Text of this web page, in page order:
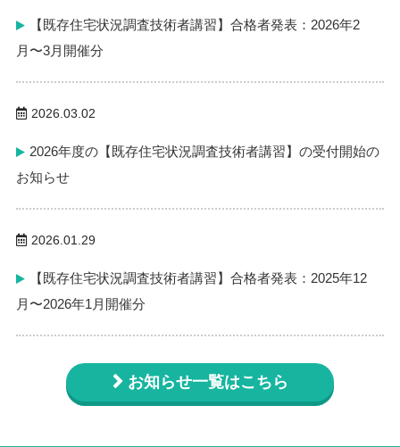
【既存住宅状況調査技術者講習】合格者発表：2026年2
月〜3月開催分
2026.03.02
2026年度の【既存住宅状況調査技術者講習】の受付開始の
お知らせ
2026.01.29
【既存住宅状況調査技術者講習】合格者発表：2025年12
月〜2026年1月開催分
お知らせ一覧はこちら